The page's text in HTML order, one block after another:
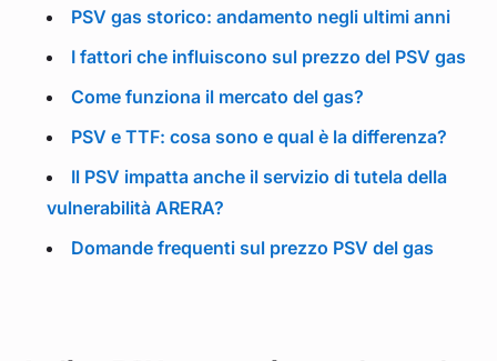
Aprile 2025 0,402
Febbraio 2025 0,566
Gennaio 2025 0,534
PSV gas storico: andamento negli ultimi anni
I fattori che influiscono sul prezzo del PSV gas
Come funziona il mercato del gas?
PSV e TTF: cosa sono e qual è la differenza?
Il PSV impatta anche il servizio di tutela della
vulnerabilità ARERA?
Domande frequenti sul prezzo PSV del gas